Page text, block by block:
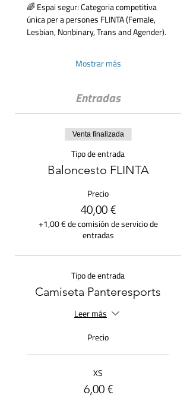
🌈 Espai segur: Categoria competitiva
única per a persones FLINTA (Female,
Lesbian, Nonbinary, Trans and Agender).
Mostrar más
Entradas
Venta finalizada
Tipo de entrada
Baloncesto FLINTA
Precio
40,00 €
+1,00 € de comisión de servicio de
entradas
Tipo de entrada
Camiseta Panteresports
Leer más
Precio
XS
6,00 €